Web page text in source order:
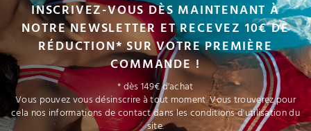
INSCRIVEZ-VOUS DÈS MAINTENANT À
NOTRE NEWSLETTER ET RECEVEZ 10€ DE
RÉDUCTION* SUR VOTRE PREMIÈRE
COMMANDE !
* dès 149€ d'achat
Vous pouvez vous désinscrire à tout moment. Vous trouverez pour
cela nos informations de contact dans les conditions d'utilisation du
site.